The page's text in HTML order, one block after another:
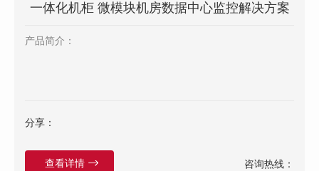
一体化机柜 微模块机房数据中心监控解决方案
产品简介：
分享：
查看详情 咨询热线：